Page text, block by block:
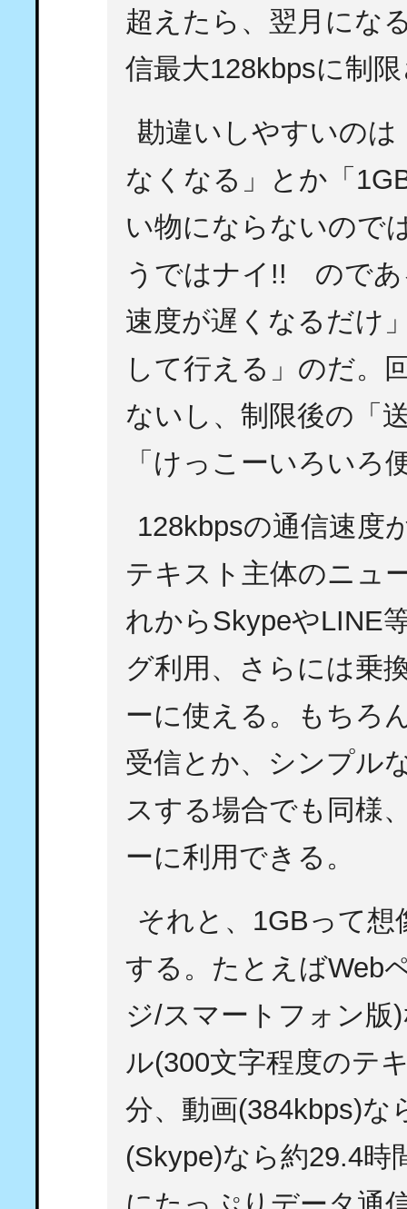
超えたら、翌月にな
信最大128kbpsに制
勘違いしやすいの
なくなる」とか「
い物にならないので
うではナイ!! のであ
速度が遅くなるだけ
して行える」のだ。
ないし、制限後の「
「けっこーいろいろ
128kbpsの通信速度
テキスト主体のニュ
れからSkypeやLINE
グ利用、さらには乗
ーに使える。もちろ
受信とか、シンプル
スする場合でも同様
ーに利用できる。
それと、1GBって
する。たとえばWeb
ジ/スマートフォン版
ル(300文字程度のテ
分、動画(384kbps)な
(Skype)なら約29.4時